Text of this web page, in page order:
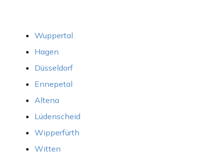
Wuppertal
Hagen
Düsseldorf
Ennepetal
Altena
Lüdenscheid
Wipperfürth
Witten